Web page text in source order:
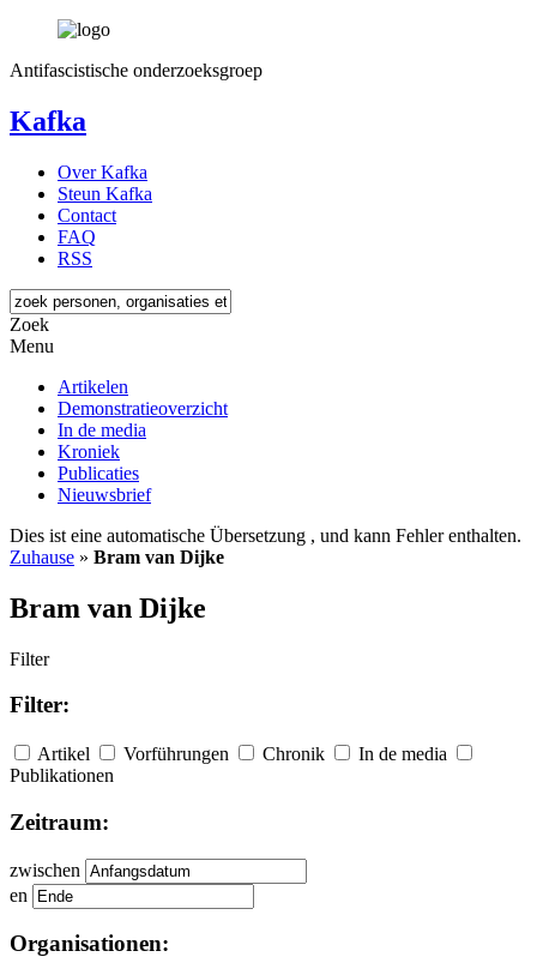
Antifascistische onderzoeksgroep
Kafka
Over Kafka
Steun Kafka
Contact
FAQ
RSS
Zoek
Menu
Artikelen
Demonstratieoverzicht
In de media
Kroniek
Publicaties
Nieuwsbrief
Dies ist eine automatische Übersetzung , und kann Fehler enthalten.
Zuhause » Bram van Dijke
Bram van Dijke
Filter
Filter:
Artikel Vorführungen Chronik
In de media
Publikationen
Zeitraum:
zwischen
en
Organisationen: